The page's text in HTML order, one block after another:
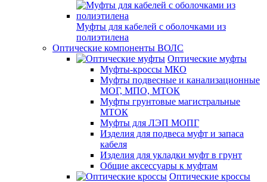
Муфты для кабелей с оболочками из
полиэтилена
Оптические компоненты ВОЛС
Оптические муфты
Муфты-кроссы МКО
Муфты подвесные и канализационные
МОГ, МПО, МТОК
Муфты грунтовые магистральные
МТОК
Муфты для ЛЭП МОПГ
Изделия для подвеса муфт и запаса
кабеля
Изделия для укладки муфт в грунт
Общие аксессуары к муфтам
Оптические кроссы